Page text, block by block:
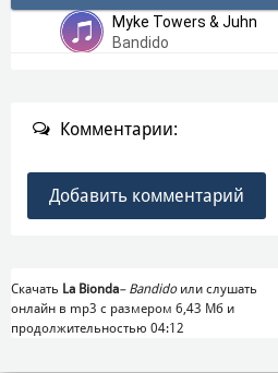
Myke Towers & Juhn
Bandido
Комментарии:
Добавить комментарий
Скачать La Bionda– Bandidoили слушать
онлайн в mp3 с размером 6,43 Mб и
продолжительностью 04:12